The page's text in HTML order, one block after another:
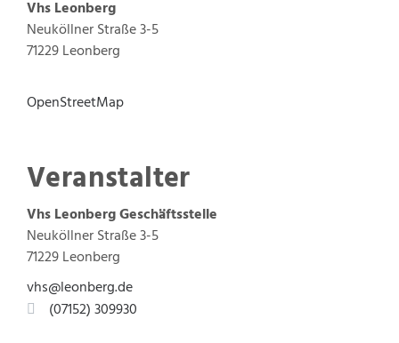
Vhs Leonberg
Neuköllner Straße 3-5
71229 Leonberg
OpenStreetMap
Veranstalter
Vhs LeonbergGeschäftsstelle
Neuköllner Straße 3-5
71229Leonberg
vhs@leonberg.de
(07152) 309930